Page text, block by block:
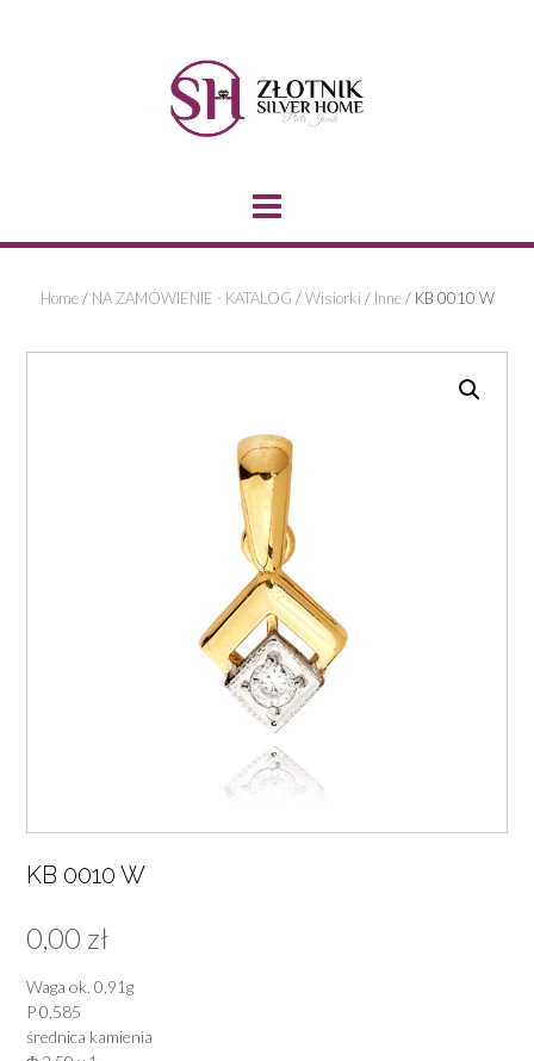
Home/ NA ZAMÓWIENIE - KATALOG /Wisiorki / Inne/ KB 0010 W
KB 0010 W
0,00 zł
Waga ok. 0,91g
P 0,585
średnica kamienia